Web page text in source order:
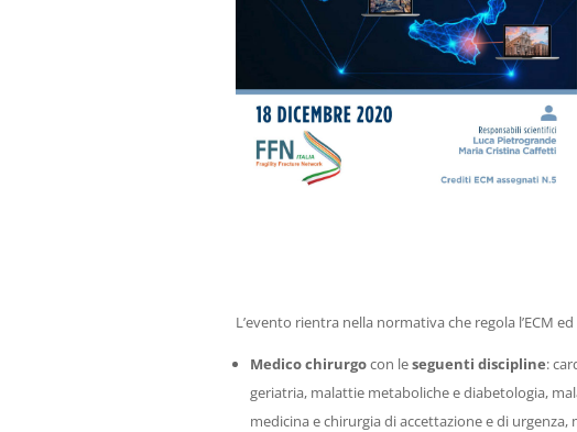
L’evento rientra nella normativa che regola l’ECM
Medico chirurgocon leseguenti discipline:
geriatria, malattie metaboliche e diabetologia,
medicina e chirurgia di accettazione e di